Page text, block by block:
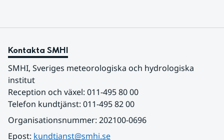
Kontakta SMHI
SMHI, Sveriges meteorologiska och hydrologiska
institut
Reception och växel: 011-495 80 00
Telefon kundtjänst: 011-495 82 00
Organisationsnummer: 202100-0696
Epost: kundtjanst@smhi.se